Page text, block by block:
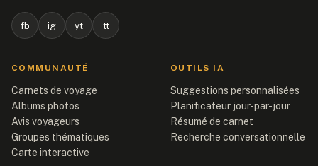
fb ig yt tt
COMMUNAUTÉ
Carnets de voyage
Albums photos
Avis voyageurs
Groupes thématiques
Carte interactive
OUTILS IA
Suggestions personnalisées
Planificateur jour-par-jour
Résumé de carnet
Recherche conversationnelle